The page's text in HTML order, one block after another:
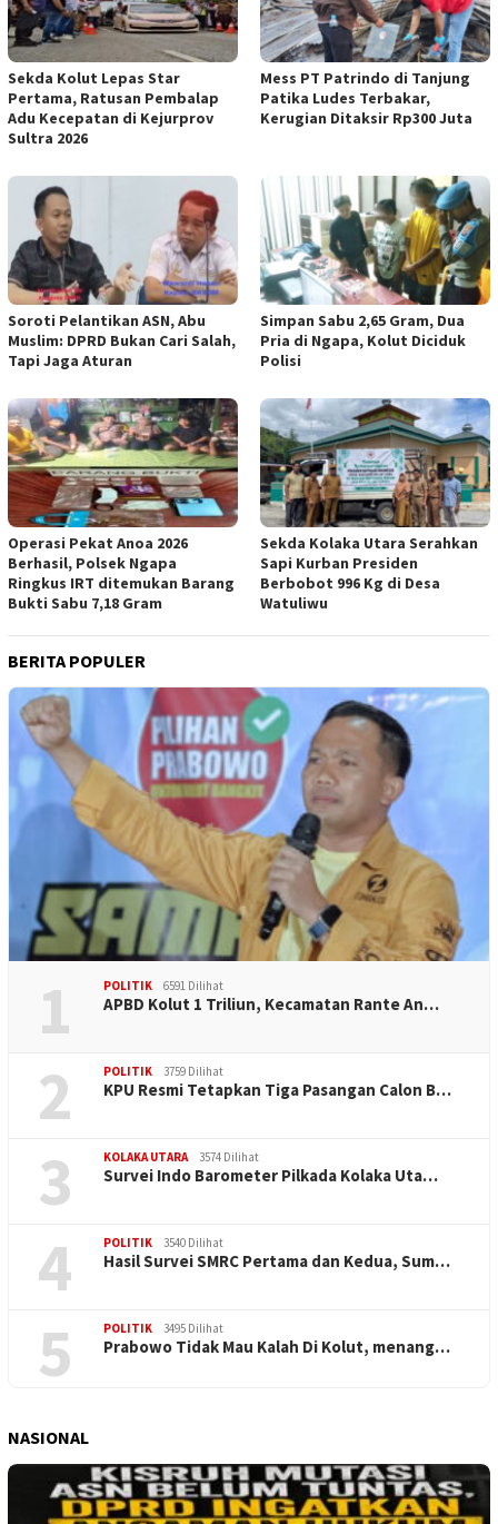
Sekda Kolut Lepas Star
Pertama, Ratusan Pembalap
Adu Kecepatan di Kejurprov
Sultra 2026
Mess PT Patrindo di Tanjung
Patika Ludes Terbakar,
Kerugian Ditaksir Rp300 Juta
Soroti Pelantikan ASN, Abu
Muslim: DPRD Bukan Cari Salah,
Tapi Jaga Aturan
Simpan Sabu 2,65 Gram, Dua
Pria di Ngapa, Kolut Diciduk
Polisi
Operasi Pekat Anoa 2026
Berhasil, Polsek Ngapa
Ringkus IRT ditemukan Barang
Bukti Sabu 7,18 Gram
Sekda Kolaka Utara Serahkan
Sapi Kurban Presiden
Berbobot 996 Kg di Desa
Watuliwu
BERITA POPULER
1 POLITIK 6591 Dilihat
APBD Kolut 1 Triliun, Kecamatan Rante An…
2 POLITIK 3759 Dilihat
KPU Resmi Tetapkan Tiga Pasangan Calon B…
3 KOLAKA UTARA 3574 Dilihat
Survei Indo Barometer Pilkada Kolaka Uta…
4 POLITIK 3540 Dilihat
Hasil Survei SMRC Pertama dan Kedua, Sum…
5 POLITIK 3495 Dilihat
Prabowo Tidak Mau Kalah Di Kolut, menang…
NASIONAL